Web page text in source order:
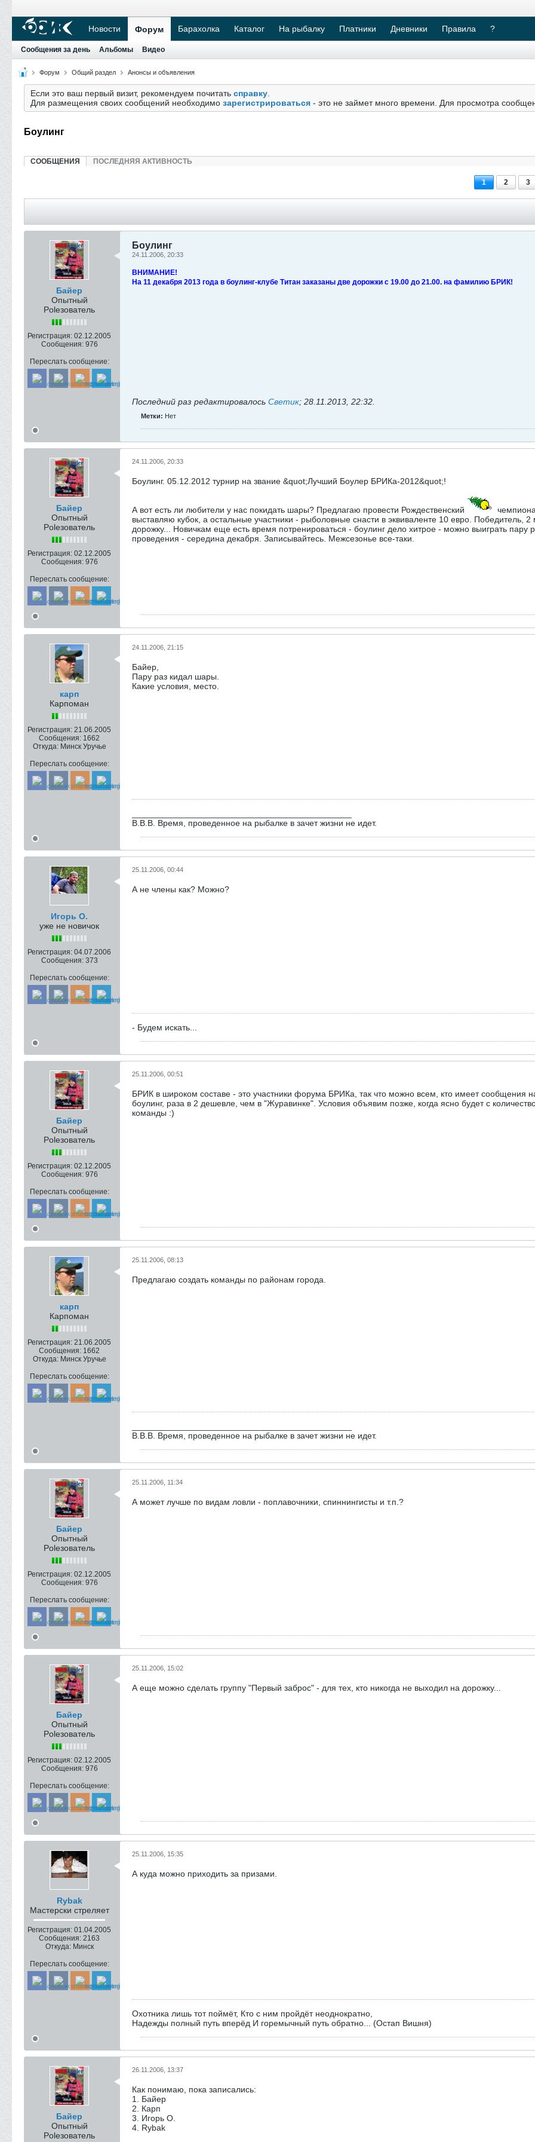
Новости Форум Барахолка Каталог На рыбалку Платники Дневники Правила ?
Сообщения за день Альбомы Видео
Форум Общий раздел Анонсы и объявления
Если это ваш первый визит, рекомендуем почитать справку
Для размещения своих сообщений необходимо зарегистрироваться - это не займет много времени. Для просмотра
Боулинг
СООБЩЕНИЯ ПОСЛЕДНЯЯ АКТИВНОСТЬ
1 2 3
Байер
Опытный
Poleзователь
Регистрация: 02.12.2005
Сообщения: 976
Переслать сообщение:
Боулинг
24.11.2006, 20:33
ВНИМАНИЕ!
На 11 декабря 2013 года в боулинг-клубе Титан заказаны две дорожки с 19.00 до 21.00. на фамилию БРИК!
Последний раз редактировалось Светик; 28.11.2013, 22:32
Метки: Нет
Байер
Опытный
Poleзователь
Регистрация: 02.12.2005
Сообщения: 976
Переслать сообщение:
24.11.2006, 20:33
Боулинг. 05.12.2012 турнир на звание &quot;Лучший Боулер БРИКа-2012&quot;!
А вот есть ли любители у нас покидать шары? Предлагаю провести Рождественский
выставляю кубок, а остальные участники - рыболовные снасти в эквиваленте 10 евро. Победитель,
дорожку... Новичкам еще есть время потренироваться - боулинг дело хитрое - можно выиграть пару
проведения - середина декабря. Записывайтесь. Межсезонье все-таки.
карп
Карпоман
Регистрация: 21.06.2005
Сообщения: 1662
Откуда: Минск Уручье
Переслать сообщение:
24.11.2006, 21:15
Байер,
Пару раз кидал шары.
Какие условия, место.
В.В.В. Время, проведенное на рыбалке в зачет жизни не идет.
Игорь О.
уже не новичок
Регистрация: 04.07.2006
Сообщения: 373
Переслать сообщение:
25.11.2006, 00:44
А не члены как? Можно?
- Будем искать...
Байер
Опытный
Poleзователь
Регистрация: 02.12.2005
Сообщения: 976
Переслать сообщение:
25.11.2006, 00:51
БРИК в широком составе - это участники форума БРИКа, так что можно всем, кто имеет
боулинг, раза в 2 дешевле, чем в "Журавинке". Условия объявим позже, когда ясно будет с
команды :)
карп
Карпоман
Регистрация: 21.06.2005
Сообщения: 1662
Откуда: Минск Уручье
Переслать сообщение:
25.11.2006, 08:13
Предлагаю создать команды по районам города.
В.В.В. Время, проведенное на рыбалке в зачет жизни не идет.
Байер
Опытный
Poleзователь
Регистрация: 02.12.2005
Сообщения: 976
Переслать сообщение:
25.11.2006, 11:34
А может лучше по видам ловли - поплавочники, спиннингисты и т.п.?
Байер
Опытный
Poleзователь
Регистрация: 02.12.2005
Сообщения: 976
Переслать сообщение:
25.11.2006, 15:02
А еще можно сделать группу "Первый заброс" - для тех, кто никогда не выходил на дорожку...
Rybak
Мастерски стреляет
Регистрация: 01.04.2005
Сообщения: 2163
Откуда: Минск
Переслать сообщение:
25.11.2006, 15:35
А куда можно приходить за призами.
Охотника лишь тот поймёт, Кто с ним пройдёт неоднократно,
Надежды полный путь вперёд И горемычный путь обратно... (Остап Вишня)
Байер
Опытный
Poleзователь
26.11.2006, 13:37
Как понимаю, пока записались:
1. Байер
2. Карп
3. Игорь О.
4. Rybak